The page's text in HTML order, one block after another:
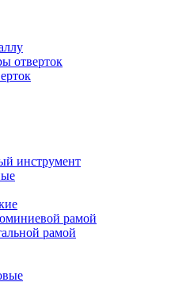
отверток
инструмент
рамой
рамой